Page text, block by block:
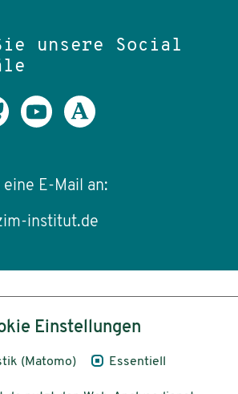
unsere Social
E-Mail an:
institut.de
Einstellungen
(Matomo) Essentiell